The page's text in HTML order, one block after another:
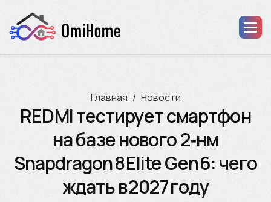
Главная Новости
REDMI тестирует смартфон
на базе нового 2‑нм
Snapdragon 8 Elite Gen 6: чего
ждать в 2027 году